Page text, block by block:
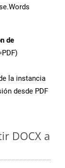
de
la instancia
desde PDF
DOCX a